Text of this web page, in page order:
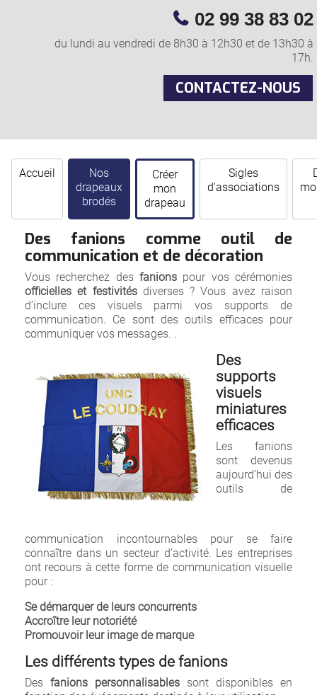
02 99 38 83 02
du lundi au vendredi de 8h30 à 12h30 et de 13h30 à
17h.
CONTACTEZ-NOUS
Accueil
Nos
drapeaux
brodés
Créer
mon
drapeau
Sigles
d'associations
Des fanions comme outil de
communication et de décoration
Vous recherchez des fanions pour vos cérémonies
officielles et festivitésdiverses ? Vous avez raison
d’inclure ces visuels parmi vos supports de
communication. Ce sont des outils efficaces pour
communiquer vos messages. .
Des
supports
visuels
miniatures
efficaces
Les fanions
sont devenus
aujourd’hui des
outils de
communication incontournables pour se faire
connaître dans un secteur d’activité. Les entreprises
ont recours à cette forme de communication visuelle
pour :
Se démarquer de leurs concurrents
Accroître leur notoriété
Promouvoir leur image de marque
Les différents types de fanions
Des fanions personnalisables sont disponibles en